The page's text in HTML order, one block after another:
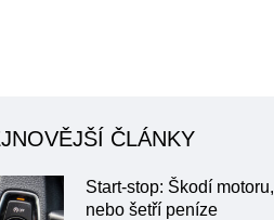
ČLÁNKY
Start-stop: Škodí motoru,
nebo šetří peníze